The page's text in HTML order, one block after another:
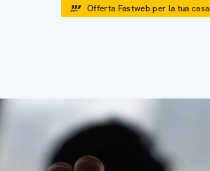
Offerta Fastweb per la tua casa